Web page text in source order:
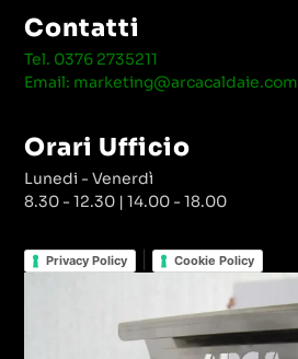
Contatti
Tel. 0376 2735211
Email: marketing@arcacaldaie.com
Orari Ufficio
Lunedi - Venerdì
8.30 - 12.30 | 14.00 - 18.00
Privacy Policy | Cookie Policy